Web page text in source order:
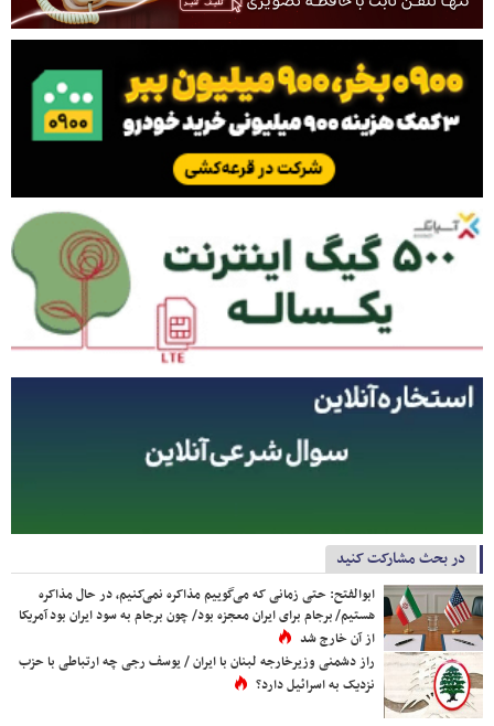
در بحث مشارکت کنید
ابوالفتح: حتی زمانی که می‌گوییم مذاکره نمی‌کنیم، در حال مذاکره
هستیم/ برجام برای ایران معجزه بود/ چون برجام به سود ایران بود آمریکا
از آن خارج شد
راز دشمنی وزیرخارجه لبنان با ایران / یوسف رجی چه ارتباطی با حزب
نزدیک به اسرائیل دارد؟